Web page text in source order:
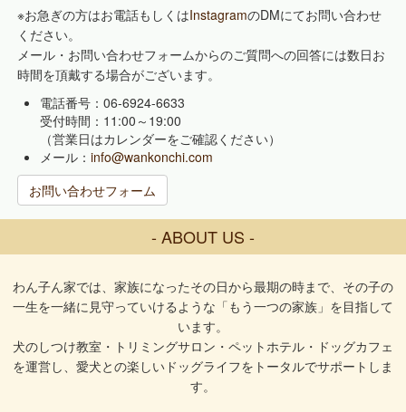
※お急ぎの方はお電話もしくはInstagramのDMにてお問い合わせ
ください。
メール・お問い合わせフォームからのご質問への回答には数日お
時間を頂戴する場合がございます。
電話番号：06-6924-6633
受付時間：11:00～19:00
（営業日はカレンダーをご確認ください）
メール：info@wankonchi.com
お問い合わせフォーム
- ABOUT US -
わん子ん家では、家族になったその日から最期の時まで、その子の
一生を一緒に見守っていけるような「もう一つの家族」を目指して
います。
犬のしつけ教室・トリミングサロン・ペットホテル・ドッグカフェ
を運営し、愛犬との楽しいドッグライフをトータルでサポートしま
す。